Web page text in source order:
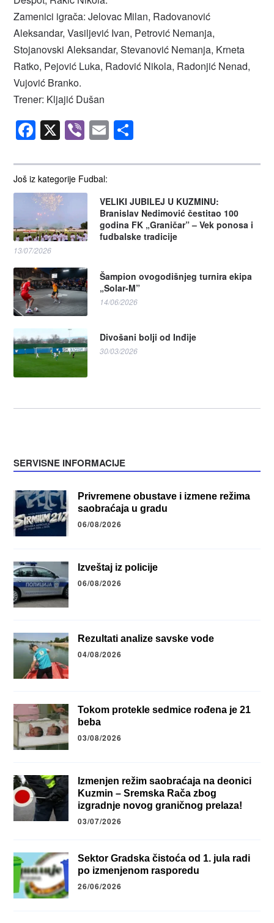
Još iz kategorije Fudbal:
VELIKI JUBILEJ U KUZMINU:
Branislav Nedimović čestitao 100
godina FK „Graničar” – Vek ponosa i
fudbalske tradicije
13/07/2026
Šampion ovogodišnjeg turnira ekipa
„Solar-M”
14/06/2026
Divošani bolji od Inđije
30/03/2026
Zamenici igrača: Jelovac Milan, Radovanović
Aleksandar, Vasiljević Ivan, Petrović Nemanja,
Stojanovski Aleksandar, Stevanović Nemanja, Krneta
Ratko, Pejović Luka, Radović Nikola, Radonjić Nenad,
Vujović Branko.
Trener: Kljajić Dušan
Facebook
X Viber
Email
SERVISNE INFORMACIJE
Privremene obustave i izmene režima
saobraćaja u gradu
06/08/2026
Izveštaj iz policije
06/08/2026
Rezultati analize savske vode
04/08/2026
Tokom protekle sedmice rođena je 21
beba
03/08/2026
Izmenjen režim saobraćaja na deonici
Kuzmin – Sremska Rača zbog
izgradnje novog graničnog prelaza!
03/07/2026
Sektor Gradska čistoća od 1. jula radi
po izmenjenom rasporedu
26/06/2026